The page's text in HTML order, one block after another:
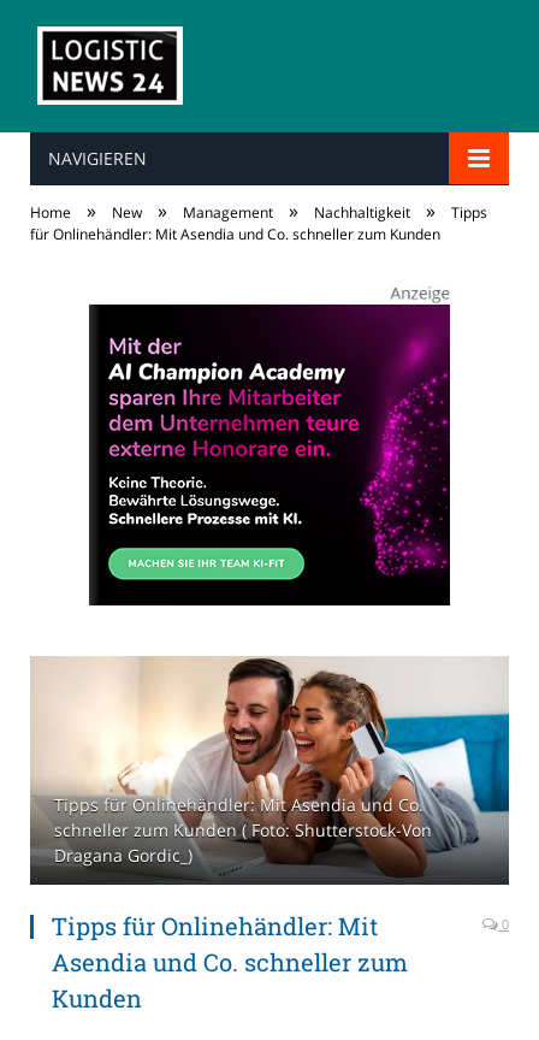
NAVIGIEREN
Home » New » Management » Nachhaltigkeit »
Tipps
für Onlinehändler: Mit Asendia und Co. schneller zum Kunden
Tipps für Onlinehändler: Mit Asendia und Co.
schneller zum Kunden ( Foto: Shutterstock-Von
Dragana Gordic_)
Tipps für Onlinehändler: Mit
Asendia und Co. schneller zum
Kunden
0